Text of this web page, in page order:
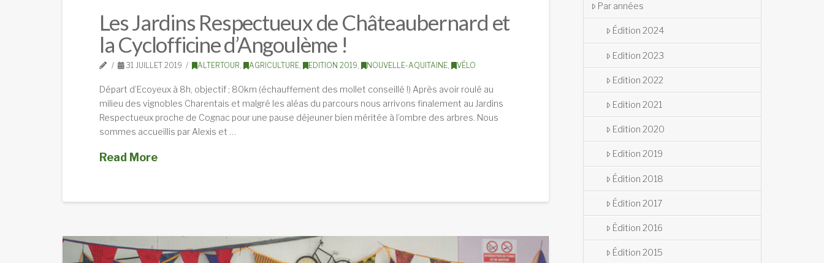
Les Jardins Respectueux de Châteaubernard et
la Cyclofficine d’Angoulème !
31 JUILLET 2019 ALTERTOUR, AGRICULTURE, EDITION 2019, NOUVELLE-AQUITAINE, VÉLO
Départ d’Ecoyeux à 8h, objectif ; 80km (échauffement des mollet conseillé !) Après avoir roulé au
milieu des vignobles Charentais et malgré les aléas du parcours nous arrivons finalement au Jardins
Respectueux proche de Cognac pour une pause déjeuner bien méritée à l’ombre des arbres. Nous
sommes accueillis par Alexis et …
Read More
Par années
Édition 2024
Edition 2023
Edition 2022
Edition 2021
Edition 2020
Edition 2019
Édition 2018
Édition 2017
Édition 2016
Édition 2015